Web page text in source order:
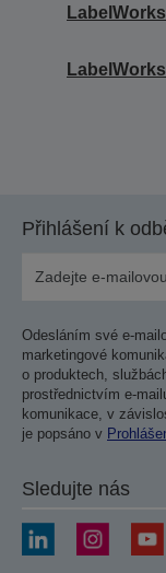
Přihlášení k
Odesláním své e-
marketingové
o produktech,
prostřednictvím e-
komunikace, v
je popsáno v
Sledujte nás